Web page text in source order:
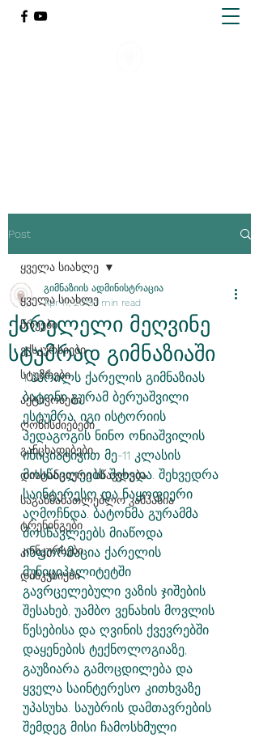
Post
ყველა სიახლე
წრეები
ექსკურსიები
სტუმრები
აქტივობები
ღონისძიებები
განცხადებები
დისტანციური სწავლება
საგანმანათლებლო კამპანია
ტრენინგები
კონკურსები
დისკუსიები
ყველა სიახლე
ქარელელი მეღვინე
სტუმრად გიმნაზიაში
გიმნაზიის ადმინისტრაცია
Apr 17, 20191 min read
1 აპრილს ქარელის გიმნაზიას
ბატონი გურამ ბერუაშვილი
ესტუმრა. იგი ისტორიის
პედაგოგის ნინო ონიაშვილის
ინიციატივით მე-11 კლასის
მოსწავლეებს შეხვდა. შეხვედრა
საინტერესო და ნაყოფიერი
აღმოჩნდა. ბატონმა გურამმა
მოსწავლეებს მიაწოდა
ინფორმაცია ქარელის
მუნიციპალიტეტში
გავრცელებული ვაზის ჯიშების
შესახებ, უამბო ვენახის მოვლის
წესებისა და ღვინის ქვევრებში
დაყენების ტექნოლოგიაზე,
გაუზიარა გამოცდილება და
ყველა საინტერესო კითხვაზე
უპასუხა. საუბრის დამთავრების
შემდეგ მისი ჩამოსხმული